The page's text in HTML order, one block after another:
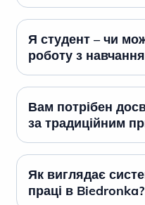
Я студент – чи
роботу з
Вам потрібен
за традиційним
Як виглядає
праці в Biedronka?